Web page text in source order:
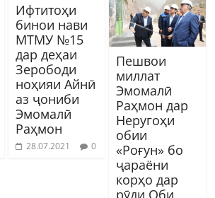
Ифтитоҳи
бинои нави
МТМУ №15
дар деҳаи
Зерободи
ноҳияи Айнӣ
аз ҷониби
Эмомалӣ
Раҳмон
28.07.2021 0
Пешвои
миллат
Эмомалӣ
Раҳмон дар
Неругоҳи
обии
«Роғун» бо
ҷараёни
корҳо дар
рӯди Оби